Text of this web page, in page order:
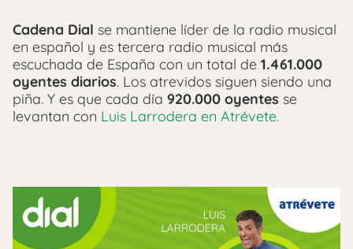
Cadena Dial se mantiene líder de la radio musical
en español y es tercera radio musical más
escuchada de España con un total de 1.461.000
oyentes diarios. Los atrevidos siguen siendo una
piña. Y es que cada día 920.000 oyentes se
levantan con Luis Larrodera en Atrévete.